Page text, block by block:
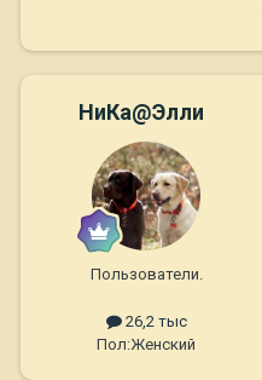
НиКа@Элли
Пользователи.
26,2 тыс
Пол:Женский